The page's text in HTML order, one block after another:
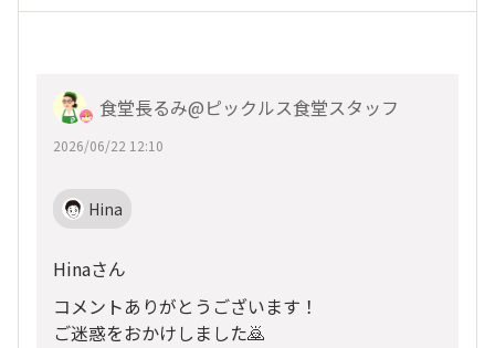
食堂長るみ@ピックルス食堂スタッフ
2026/06/22 12:10
Hina
Hinaさん
コメントありがとうございます！
ご迷惑をおかけしました🙇